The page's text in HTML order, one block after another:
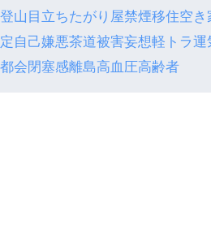
登山 目立ちたがり屋禁煙移住空き
定 自己嫌悪茶道被害妄想軽トラ運
都会閉塞感離島高血圧高齢者